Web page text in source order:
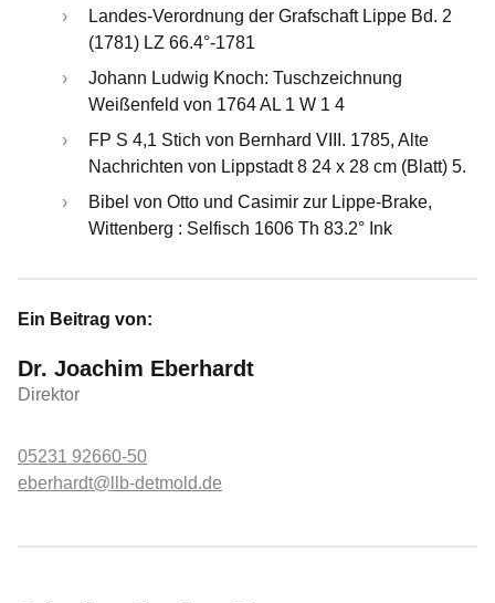
Landes-Verordnung der Grafschaft Lippe Bd. 2
(1781) LZ 66.4°-1781
Johann Ludwig Knoch: Tuschzeichnung
Weißenfeld von 1764 AL 1 W 1 4
FP S 4,1 Stich von Bernhard VIII. 1785, Alte
Nachrichten von Lippstadt 8 24 x 28 cm (Blatt) 5.
Bibel von Otto und Casimir zur Lippe-Brake,
Wittenberg : Selfisch 1606 Th 83.2° Ink
Ein Beitrag von:
Dr. Joachim Eberhardt
Direktor
05231 92660-50
eberhardt@llb-detmold.de